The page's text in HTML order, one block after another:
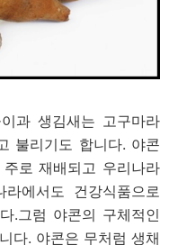
과 생김새는 고구마라
불리기도 합니다. 야콘
로 재배되고 우리나라
에서도 건강식품으로
.그럼 야콘의 구체적인
다. 야콘은 무처럼 생채